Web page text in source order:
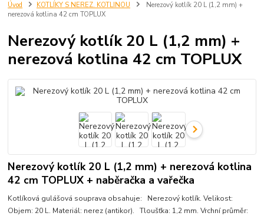
Úvod KOTLÍKY S NEREZ. KOTLINOU
Nerezový kotlík 20 L (1,2 mm) +
nerezová kotlina 42 cm TOPLUX
Nerezový kotlík 20 L (1,2 mm) +
nerezová kotlina 42 cm TOPLUX
Nerezový kotlík 20 L (1,2 mm) + nerezová kotlina
42 cm TOPLUX + naběračka a vařečka
Kotlíková gulášová souprava obsahuje: Nerezový kotlík. Velikost:
Objem: 20 L. Materiál: nerez (antikor). Tloušťka: 1,2 mm. Vrchní průměr: